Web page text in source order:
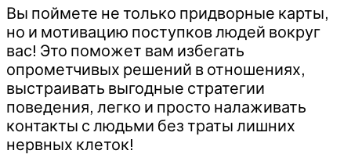
Вы поймете не только придворные карты,
но и мотивацию поступков людей вокруг
вас! Это поможет вам избегать
опрометчивых решений в отношениях,
выстраивать выгодные стратегии
поведения, легко и просто налаживать
контакты с людьми без траты лишних
нервных клеток!​